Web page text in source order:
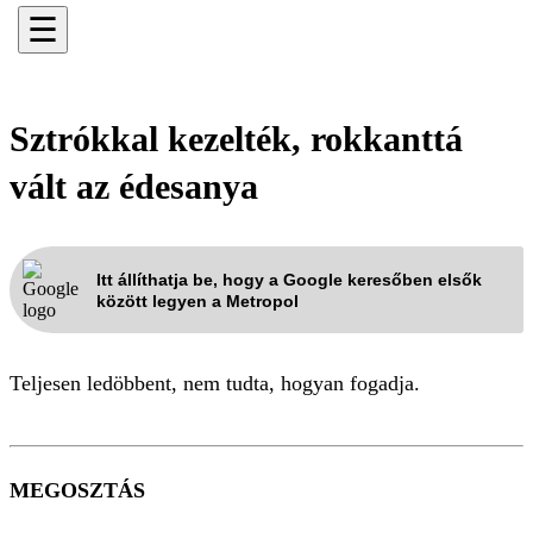
☰
Sztrókkal kezelték, rokkanttá
vált az édesanya
Itt állíthatja be, hogy a Google keresőben elsők
között legyen a Metropol
Teljesen ledöbbent, nem tudta, hogyan fogadja.
MEGOSZTÁS